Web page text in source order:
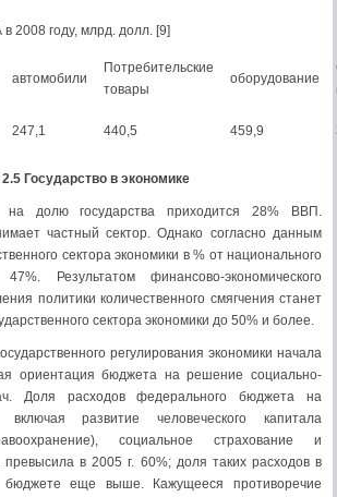
2008 году, млрд. долл. [9]
автомобили
Потребительские
товары
оборудование
247,1 440,5 459,9
2.5 Государство в экономике
долю государства приходится 28% ВВП.
частный сектор. Однако согласно данным
сектора экономики в % от национального
Результатом финансово-экономического
политики количественного смягчения станет
сектора экономики до 50% и более.
регулирования экономики начала
ориентация бюджета на решение социально-
Доля расходов федерального бюджета на
развитие человеческого капитала
социальное страхование и
превысила в 2005 г. 60%; доля таких расходов в
бюджете еще выше. Кажущееся противоречие